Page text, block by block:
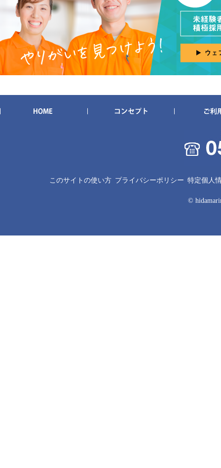
このサイトの使い方 プライバシーポリシー 特定個人
©